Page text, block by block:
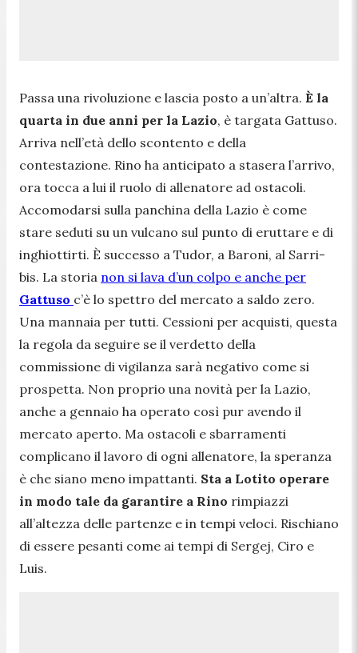
Passa una rivoluzione e lascia posto a un’altra. È la
quarta in due anni per la Lazio, è targata Gattuso.
Arriva nell’età dello scontento e della
contestazione. Rino ha anticipato a stasera l’arrivo,
ora tocca a lui il ruolo di allenatore ad ostacoli.
Accomodarsi sulla panchina della Lazio è come
stare seduti su un vulcano sul punto di eruttare e di
inghiottirti. È successo a Tudor, a Baroni, al Sarri-
bis. La storia non si lava d’un colpo e anche per
Gattuso c’è lo spettro del mercato a saldo zero.
Una mannaia per tutti. Cessioni per acquisti, questa
la regola da seguire se il verdetto della
commissione di vigilanza sarà negativo come si
prospetta. Non proprio una novità per la Lazio,
anche a gennaio ha operato così pur avendo il
mercato aperto. Ma ostacoli e sbarramenti
complicano il lavoro di ogni allenatore, la speranza
è che siano meno impattanti. Sta a Lotito operare
in modo tale da garantire a Rino rimpiazzi
all’altezza delle partenze e in tempi veloci. Rischiano
di essere pesanti come ai tempi di Sergej, Ciro e
Luis.